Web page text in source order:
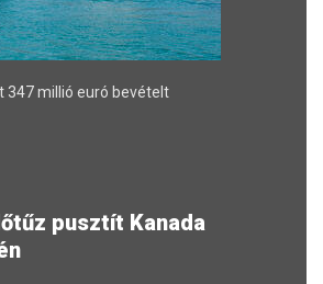
347 millió euró bevételt
pusztít Kanada